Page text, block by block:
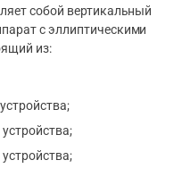
собой вертикальный
с эллиптическими
из: